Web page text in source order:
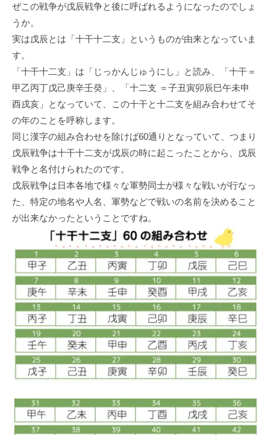
ぜこの戦争が戊辰戦争と後に呼ばれるようになったのでしょ
うか。
実は戊辰とは「十干十二支」というものが由来となっていま
す。
「十干十二支」は「じっかんじゅうにし」と読み、「十干＝
甲乙丙丁戊己庚辛壬癸」、「十二支 ＝子丑寅卯辰巳午未申
酉戌亥」となっていて、この十干と十二支を組み合わせてそ
の年のことを呼称します。
同じ漢字の組み合わせを除けば60通りとなっていて、つまり
戊辰戦争は十干十二支が戊辰の時に起こったことから、戊辰
戦争と名付けられたのです。
戊辰戦争は日本各地で様々な軍勢同士が様々な戦いが行なっ
た、特定の地名や人名、軍勢などで戦いの名前を決めること
が出来なかったということですね。